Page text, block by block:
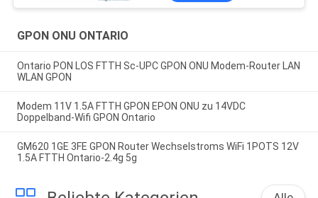
GPON ONU ONTARIO
Ontario PON LOS FTTH Sc-UPC GPON ONU Modem-Router LAN
WLAN GPON
Modem 11V 1.5A FTTH GPON EPON ONU zu 14VDC
Doppelband-Wifi GPON Ontario
GM620 1GE 3FE GPON Router Wechselstroms WiFi 1POTS 12V
1.5A FTTH Ontario-2.4g 5g